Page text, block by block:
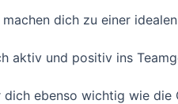
dich zu einer
aktiv und positiv ins
ebenso wichtig wie die